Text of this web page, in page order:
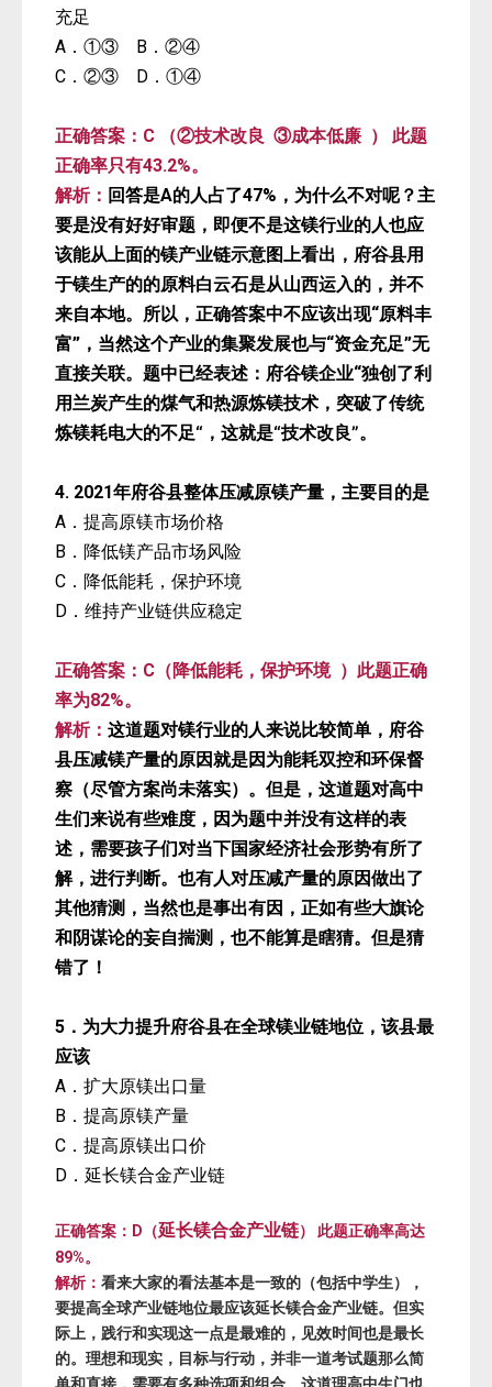
充足
A．①③
B．②④
C．②③
D．①④
正确答案：C （②技术改良 ③成本低廉 ） 此题
正确率只有43.2%。
解析： 回答是A的人占了47%，为什么不对呢？主
要是没有好好审题，即便不是这镁行业的人也应
该能从上面的镁产业链示意图上看出，府谷县用
于镁生产的的原料白云石是从山西运入的，并不
来自本地。所以，正确答案中不应该出现“原料丰
富”，当然这个产业的集聚发展也与“资金充足”无
直接关联。题中已经表述：府谷镁企业“独创了利
用兰炭产生的煤气和热源炼镁技术，突破了传统
炼镁耗电大的不足“，这就是“技术改良”。
4. 2021年府谷县整体压减原镁产量，主要目的是
A．提高原镁市场价格
B．降低镁产品市场风险
C．降低能耗，保护环境
D．维持产业链供应稳定
正确答案：C（降低能耗，保护环境 ）此题正确
率为82%。
解析： 这道题对镁行业的人来说比较简单，府谷
县压减镁产量的原因就是因为能耗双控和环保督
察（尽管方案尚未落实）。但是，这道题对高中
生们来说有些难度，因为题中并没有这样的表
述，需要孩子们对当下国家经济社会形势有所了
解，进行判断。也有人对压减产量的原因做出了
其他猜测，当然也是事出有因，正如有些大旗论
和阴谋论的妄自揣测，也不能算是瞎猜。但是猜
错了！
5．为大力提升府谷县在全球镁业链地位，该县最
应该
A．扩大原镁出口量
B．提高原镁产量
C．提高原镁出口价
D．延长镁合金产业链
正确答案：D（延长镁合金产业链） 此题正确率高达
89%。
解析： 看来大家的看法基本是一致的（包括中学生），
要提高全球产业链地位最应该延长镁合金产业链。但实
际上，践行和实现这一点是最难的，见效时间也是最长
的。理想和现实，目标与行动，并非一道考试题那么简